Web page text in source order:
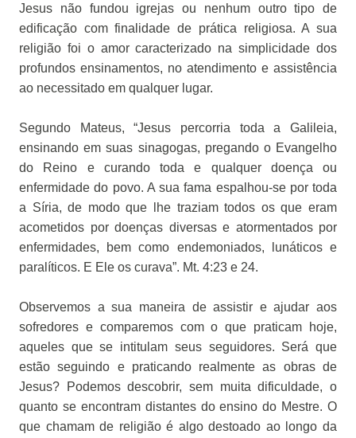
Jesus não fundou igrejas ou nenhum outro tipo de
edificação com finalidade de prática religiosa. A sua
religião foi o amor caracterizado na simplicidade dos
profundos ensinamentos, no atendimento e assistência
ao necessitado em qualquer lugar.
Segundo Mateus, “Jesus percorria toda a Galileia,
ensinando em suas sinagogas, pregando o Evangelho
do Reino e curando toda e qualquer doença ou
enfermidade do povo. A sua fama espalhou-se por toda
a Síria, de modo que lhe traziam todos os que eram
acometidos por doenças diversas e atormentados por
enfermidades, bem como endemoniados, lunáticos e
paralíticos. E Ele os curava”. Mt. 4:23 e 24.
Observemos a sua maneira de assistir e ajudar aos
sofredores e comparemos com o que praticam hoje,
aqueles que se intitulam seus seguidores. Será que
estão seguindo e praticando realmente as obras de
Jesus? Podemos descobrir, sem muita dificuldade, o
quanto se encontram distantes do ensino do Mestre. O
que chamam de religião é algo destoado ao longo da